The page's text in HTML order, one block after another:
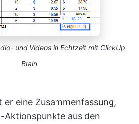
und Videos in Echtzeit mit ClickUp
Brain
er eine Zusammenfassung,
Aktionspunkte aus den